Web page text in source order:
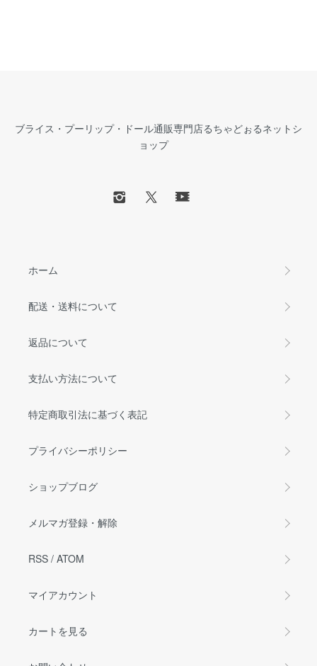
ブライス・プーリップ・ドール通販専門店るちゃどぉるネットシ
ョップ
ホーム
配送・送料について
返品について
支払い方法について
特定商取引法に基づく表記
プライバシーポリシー
ショップブログ
メルマガ登録・解除
RSS / ATOM
マイアカウント
カートを見る